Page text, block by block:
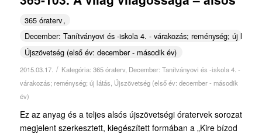
365 óraterv
December: Tanítványovi és -iskola 4. - várakozás; reménység; új látás
Újszövetség (első év: december - második év)
2015.03.17. / Kategória: 365 óraterv, December: Tanítványovi és -iskola 4. -
várakozás; reménység; új látás Újszövetség (első év: december - második
év)
Ez az anyag és a teljes alsós újszövetségi óratervek sorozat
megjelent szerkesztett, kiegészített formában a „Kire bízod